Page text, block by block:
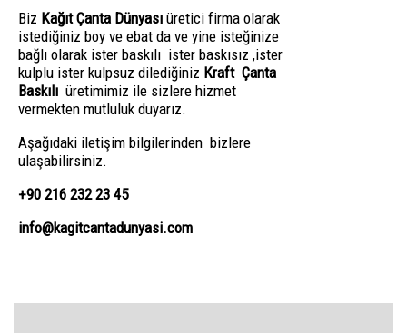
Biz Kağıt Çanta Dünyası üretici firma olarak
istediğiniz boy ve ebat da ve yine isteğinize
bağlı olarak ister baskılı ister baskısız ,ister
kulplu ister kulpsuz dilediğiniz Kraft Çanta
Baskılı üretimimiz ile sizlere hizmet
vermekten mutluluk duyarız.
Aşağıdaki iletişim bilgilerinden bizlere
ulaşabilirsiniz.
+90 216 232 23 45
info@kagitcantadunyasi.com